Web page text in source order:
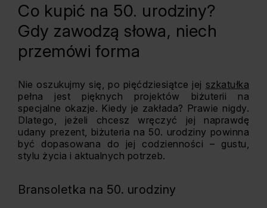
Co kupić na 50. urodziny?
Gdy zawodzą słowa, niech
przemówi forma
Nie oszukujmy się, po pięćdziesiątce jej szkatułka
pełna jest pięknych projektów biżuterii na
specjalne okazje. Kiedy je zakłada? Prawie nigdy.
Dlatego, jeżeli chcesz wręczyć jej naprawdę
udany prezent, biżuteria na 50. urodziny powinna
być dopasowana do jej codzienności – gustu,
stylu życia i aktualnych potrzeb.
Bransoletka na 50. urodziny